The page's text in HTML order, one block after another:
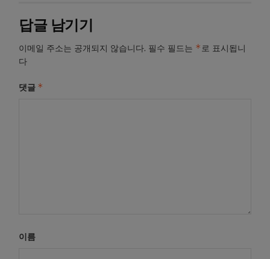
답글 남기기
이메일 주소는 공개되지 않습니다. 필수 필드는 *로 표시됩니
다
댓글 *
이름